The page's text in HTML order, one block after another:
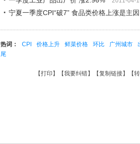
宁夏一季度CPI“破7” 食品类价格上涨是主因
热词： CPI 价格上升 鲜菜价格 环比 广州城市
尾
【打印 】【我要纠错】【复制链接】【